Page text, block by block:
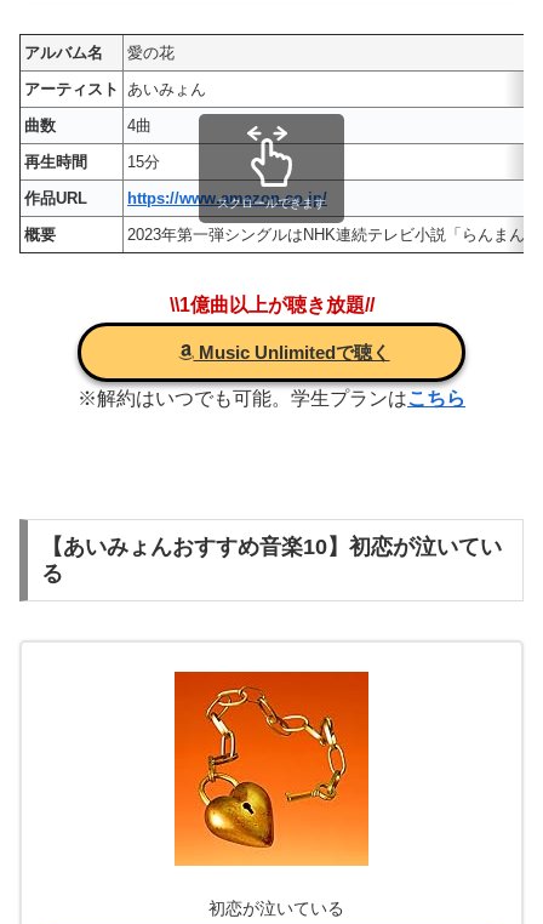
アルバム名
愛の花
アーティスト あいみょん
曲数
4曲
再生時間
15分
作品URL
https://www.amazon.co.jp/
概要
2023年第一弾シングルはNHK連続テレビ小説「らんまん
スクロールできます
\\1億曲以上が聴き放題//
Music Unlimitedで聴く
※解約はいつでも可能。学生プランはこちら
【あいみょんおすすめ音楽10】初恋が泣いてい
る
初恋が泣いている